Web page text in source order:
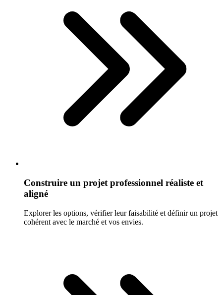
Construire un projet professionnel réaliste et
aligné
Explorer les options, vérifier leur faisabilité et définir un projet
cohérent avec le marché et vos envies.